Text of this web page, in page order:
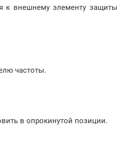
к внешнему элементу защиты
частоты.
в опрокинутой позиции.